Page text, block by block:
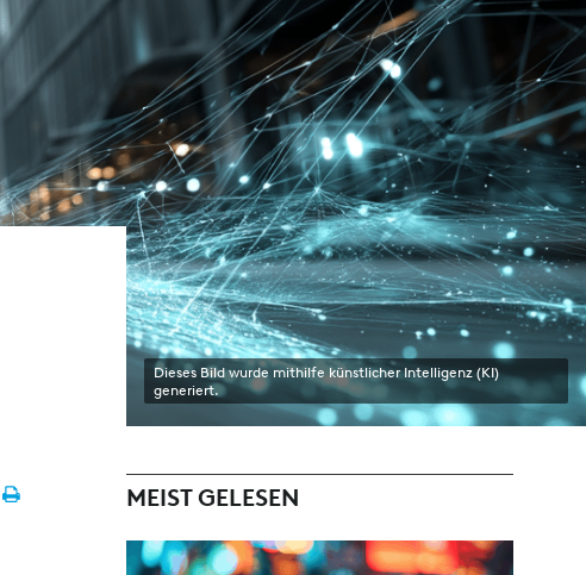
Dieses Bild wurde mithilfe künstlicher Intelligenz (KI)
generiert.
MEIST GELESEN